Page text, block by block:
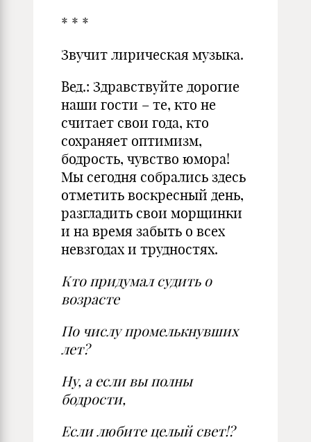
* * *
Звучит лирическая музыка.
Вед.: Здравствуйте дорогие
наши гости – те, кто не
считает свои года, кто
сохраняет оптимизм,
бодрость, чувство юмора!
Мы сегодня собрались здесь
отметить воскресный день,
разгладить свои морщинки
и на время забыть о всех
невзгодах и трудностях.
Кто придумал судить о
возрасте
По числу промелькнувших
лет?
Ну, а если вы полны
бодрости,
Если любите целый свет!?